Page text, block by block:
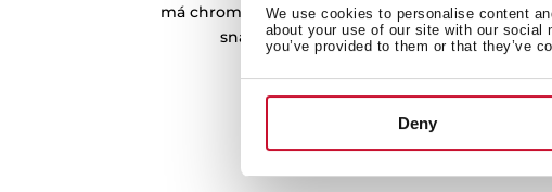
We use cookies to personalise content
about your use of our site with our social
you’ve provided to them or that they’ve
Deny
má chromované podpěry s teleskopickými
snadnější vyjmutí plechů a vaření až v